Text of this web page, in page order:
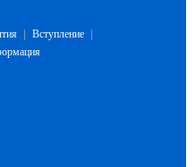
Вступление